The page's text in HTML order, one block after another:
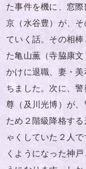
た事件を機に、窓
京（水谷豊）が、
ていく話。その相
た亀山薫（寺脇康
かけに退職、妻・
ちました。次に、
尊（及川光博）が
ため２階級降格す
ゃくしていた２人
くようになった神